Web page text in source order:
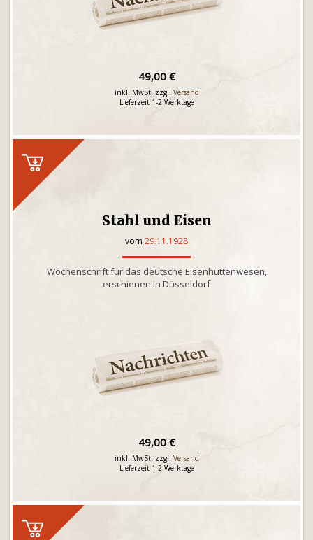
49,00 €
inkl. MwSt. zzgl. Versand
Lieferzeit 1-2 Werktage
Stahl und Eisen
vom 29.11.1928
Wochenschrift für das deutsche Eisenhüttenwesen,
erschienen in Düsseldorf
49,00 €
inkl. MwSt. zzgl. Versand
Lieferzeit 1-2 Werktage